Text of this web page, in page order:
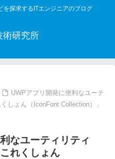
を探求するITエンジニアのブログ
術研究所
UWPアプリ開発に便利なユーテ
しょん（IconFont Collection）」
なユーティリティ
れくしょん